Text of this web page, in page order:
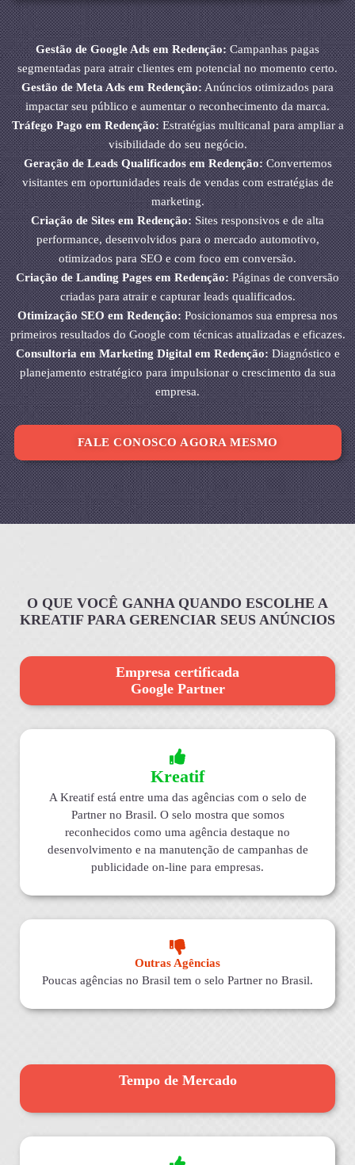
Gestão de Google Ads em Redenção:Campanhas pagas
segmentadas para atrair clientes em potencial no momento certo.
Gestão de Meta Ads em Redenção:Anúncios otimizados para
impactar seu público e aumentar o reconhecimento da marca.
Tráfego Pago em Redenção:Estratégias multicanal para ampliar a
visibilidade do seu negócio.
Geração de Leads Qualificados em Redenção:Convertemos
visitantes em oportunidades reais de vendas com estratégias de
marketing.
Criação de Sites em Redenção:Sites responsivos e de alta
performance, desenvolvidos para o mercado automotivo,
otimizados para SEO e com foco em conversão.
Criação de Landing Pages em Redenção:Páginas de conversão
criadas para atrair e capturar leads qualificados.
Otimização SEO em Redenção:Posicionamos sua empresa nos
primeiros resultados do Google com técnicas atualizadas e eficazes.
Consultoria em Marketing Digital em Redenção:Diagnóstico e
planejamento estratégico para impulsionar o crescimento da sua
empresa.
FALE CONOSCO AGORA MESMO
O QUE VOCÊ GANHA QUANDO ESCOLHE A
KREATIF PARA GERENCIAR SEUS ANÚNCIOS
Empresa certificada
Google Partner
Kreatif
A Kreatif está entre uma das agências com o selo de
Partner no Brasil. O selo mostra que somos
reconhecidos como uma agência destaque no
desenvolvimento e na manutenção de campanhas de
publicidade on-line para empresas.
Outras Agências
Poucas agências no Brasil tem o selo Partner no Brasil.
Tempo de Mercado